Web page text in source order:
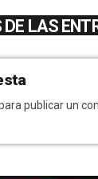
LAS
publicar un